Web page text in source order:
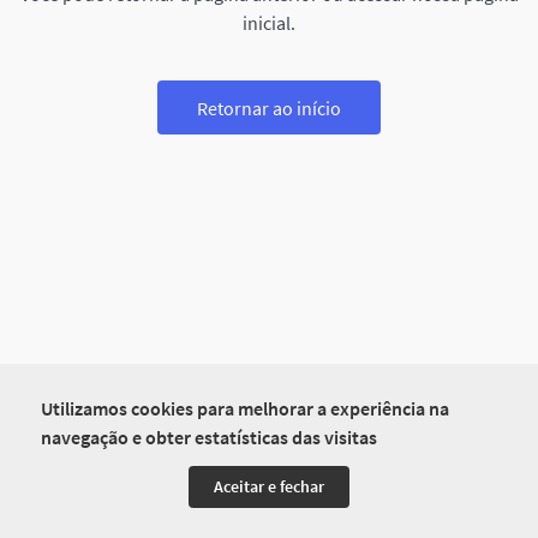
Utilizamos cookies para melhorar a experiência na
navegação e obter estatísticas das visitas
Aceitar e fechar
inicial.
Retornar ao início